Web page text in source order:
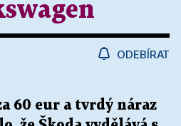
ODEBÍRAT
60 eur a tvrdý náraz